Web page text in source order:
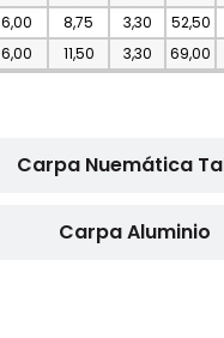
Carpa Nuemática
Carpa Aluminio
6,00 8,75 3,30 52,50
6,00 11,50 3,30 69,00